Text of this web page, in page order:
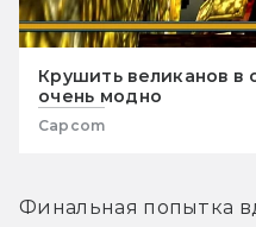
Крушить великанов в
очень модно
Capcom
Финальная попытка